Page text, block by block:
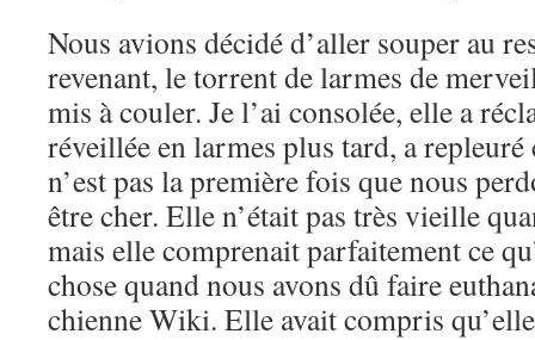
Nous avions décidé d’aller souper au
revenant, le torrent de larmes de
mis à couler. Je l’ai consolée, elle a
réveillée en larmes plus tard, a
n’est pas la première fois que nous
être cher. Elle n’était pas très vieille
mais elle comprenait parfaitement ce
chose quand nous avons dû faire
chienne Wiki. Elle avait compris